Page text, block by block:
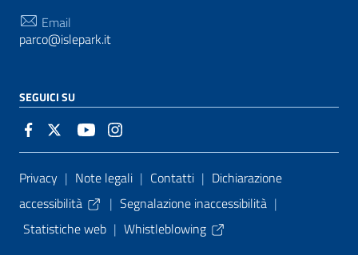
Email
parco@islepark.it
SEGUICI SU
Sezione Link Utili
Privacy | Note legali | Contatti | Dichiarazione
accessibilità
| Segnalazione inaccessibilità |
Statistiche web | Whistleblowing